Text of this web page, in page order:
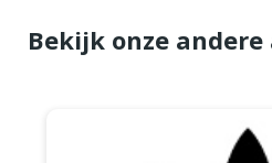
Bekijk onze